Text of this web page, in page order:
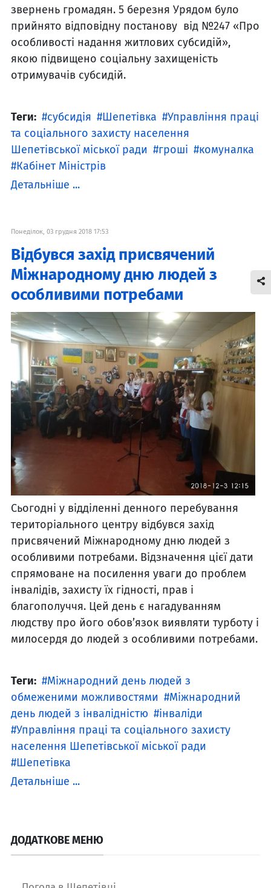
звернень громадян. 5 березня Урядом було
прийнято відповідну постанову від №247 «Про
особливості надання житлових субсидій»,
якою підвищено соціальну захищеність
отримувачів субсидій.
Теги: субсидія Шепетівка
Управління праці
та соціального захисту населення
Шепетівської міської ради
гроші
комуналка
Кабінет Міністрів
Детальніше ...
Понеділок, 03 грудня 2018 17:53
Відбувся захід присвячений
Міжнародному дню людей з
особливими потребами
Сьогодні у відділенні денного перебування
територіального центру відбувся захід
присвячений Міжнародному дню людей з
особливими потребами. Відзначення цієї дати
спрямоване на посилення уваги до проблем
інвалідів, захисту їх гідності, прав і
благополуччя. Цей день є нагадуванням
людству про його обов’язок виявляти турботу і
милосердя до людей з особливими потребами.
Теги:
Міжнародний день людей з
обмеженими можливостями
Міжнародний
день людей з інвалідністю
інваліди
Управління праці та соціального захисту
населення Шепетівської міської ради
Шепетівка
Детальніше ...
ДОДАТКОВЕ МЕНЮ